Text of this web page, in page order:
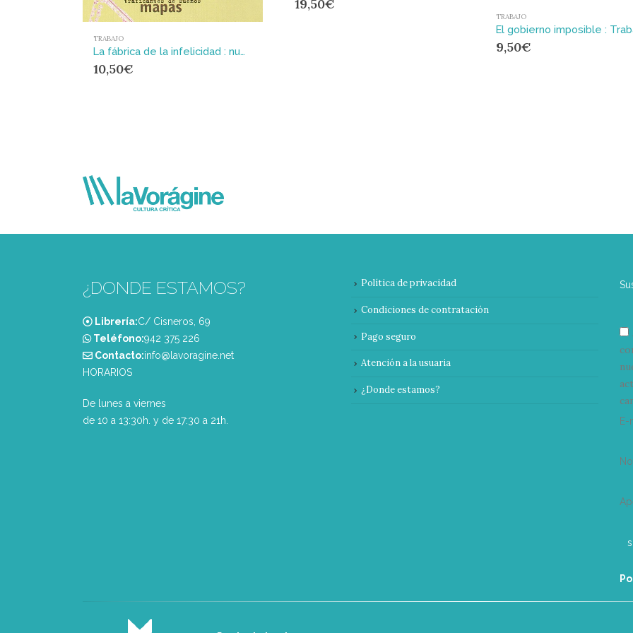
TRABAJO
La fábrica de la infelicidad : nuevas formas de trabajo y movimiento global
10,50€
19,50€
TRABAJO
9,50€
¿DONDE ESTAMOS?
Librería:C/ Cisneros, 69
Teléfono:‭942 375 226‬
Contacto:info@lavoragine.net
HORARIOS
De lunes a viernes
de 10 a 13:30h. y de 17:30 a 21h.
Política de privacidad
Condiciones de contratación
Pago seguro
Atención a la usuaria
¿Donde estamos?
E-